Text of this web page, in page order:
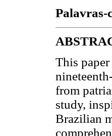
Palavras-
This
from
study,
Brazilian